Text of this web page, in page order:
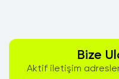
Bize
Aktif iletişim